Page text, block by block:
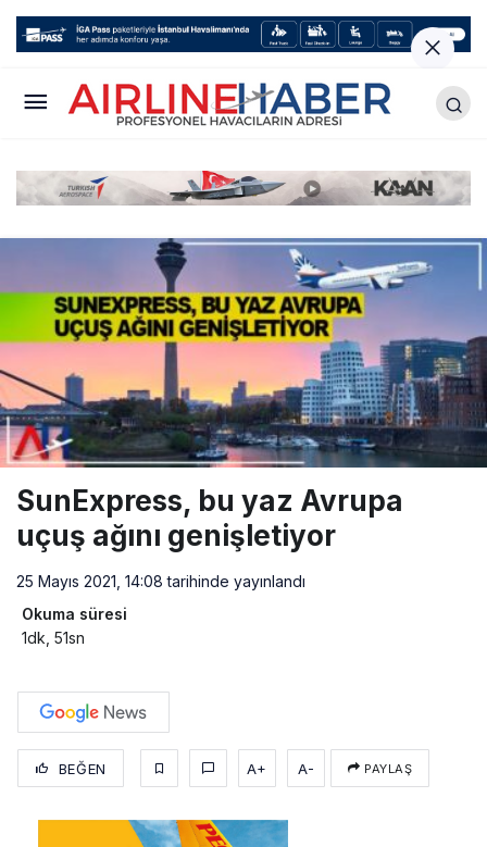
SunExpress, bu yaz Avrupa
uçuş ağını genişletiyor
25 Mayıs 2021, 14:08 tarihinde yayınlandı
Okuma süresi
1dk, 51sn
BEĞEN A+ A- PAYLAŞ